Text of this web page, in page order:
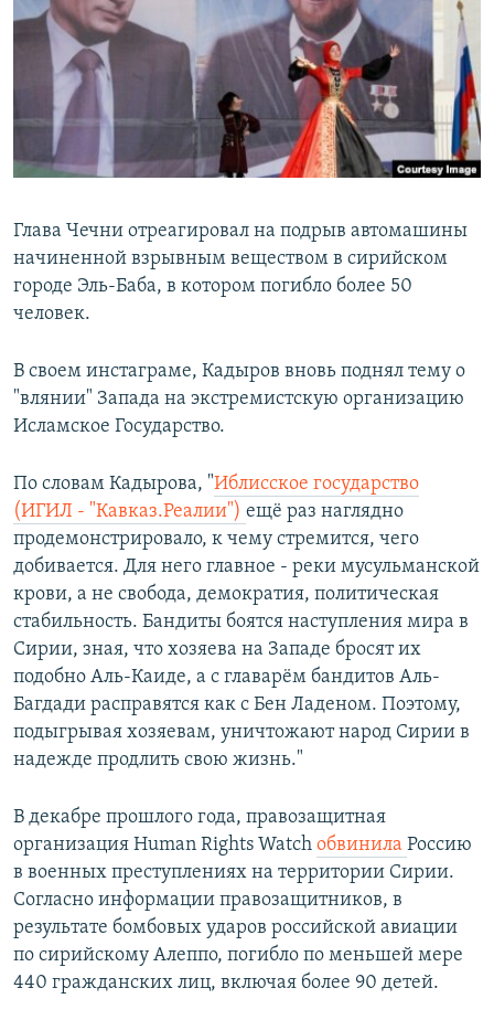
СИБИРЬ.РЕАЛИИ
РАСПИСАНИЕ ВЕЩАНИЯ
ПОДПИШИТЕСЬ НА РАССЫЛКУ
СОЦИАЛЬНЫЕ СЕТИ
Все сайты РСЕ/РС
Глава Чечни отреагировал на подрыв автомашины
начиненной взрывным веществом в сирийском
городе Эль-Баба, в котором погибло более 50
человек.
В своем инстаграме, Кадыров вновь поднял тему о
"влянии" Запада на экстремистскую организацию
Исламское Государство.
По словам Кадырова, "Иблисское государство
(ИГИЛ - "Кавказ.Реалии") ещё раз наглядно
продемонстрировало, к чему стремится, чего
добивается. Для него главное - реки мусульманской
крови, а не свобода, демократия, политическая
стабильность. Бандиты боятся наступления мира в
Сирии, зная, что хозяева на Западе бросят их
подобно Аль-Каиде, а с главарём бандитов Аль-
Багдади расправятся как с Бен Ладеном. Поэтому,
подыгрывая хозяевам, уничтожают народ Сирии в
надежде продлить свою жизнь."
В декабре прошлого года, правозащитная
организация Human Rights Watch обвинила Россию
в военных преступлениях на территории Сирии.
Согласно информации правозащитников, в
результате бомбовых ударов российской авиации
по сирийскому Алеппо, погибло по меньшей мере
440 гражданских лиц, включая более 90 детей.